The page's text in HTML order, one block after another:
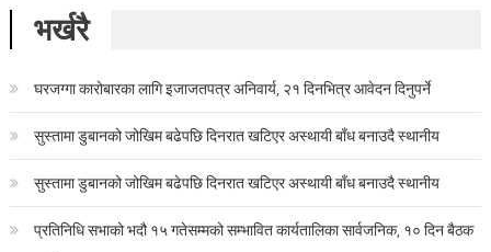
भर्खरै
घरजग्गा कारोबारका लागि इजाजतपत्र अनिवार्य, २१ दिनभित्र आवेदन दिनुपर्ने
सुस्तामा डुबानको जोखिम बढेपछि दिनरात खटिएर अस्थायी बाँध बनाउदै स्थानीय
सुस्तामा डुबानको जोखिम बढेपछि दिनरात खटिएर अस्थायी बाँध बनाउदै स्थानीय
प्रतिनिधि सभाको भदौ १५ गतेसम्मको सम्भावित कार्यतालिका सार्वजनिक, १० दिन बैठक